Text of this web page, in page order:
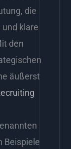
die
klare
den
äußerst
Beispiele